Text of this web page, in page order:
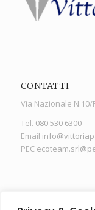
CONTATTI
Via Nazionale N.10/
Tel. 080 530 6300
Email
PEC